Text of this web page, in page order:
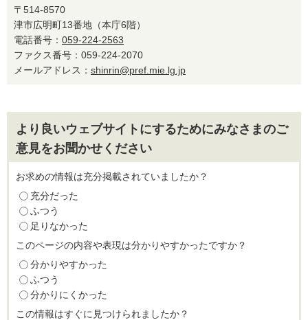
〒514-8570
津市広明町13番地（本庁6階）
電話番号： 059-224-2563
ファクス番号：059-224-2070
メールアドレス： shinrin@pref.mie.lg.jp
より良いウェブサイトにするためにみなさまのご
意見をお聞かせください
お求めの情報は充分掲載されていましたか？
充分だった
ふつう
足りなかった
このページの内容や表現は分かりやすかったですか？
分かりやすかった
ふつう
分かりにくかった
この情報はすぐに見つけられましたか？